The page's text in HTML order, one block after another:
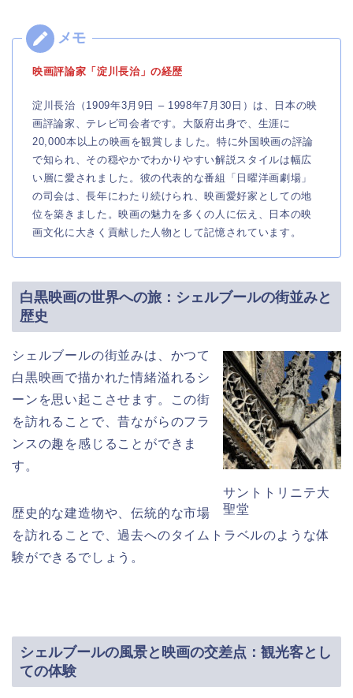
映画評論家「淀川長治」の経歴
淀川長治（1909年3月9日 – 1998年7月30日）は、日本の映
画評論家、テレビ司会者です。大阪府出身で、生涯に
20,000本以上の映画を観賞しました。特に外国映画の評論
で知られ、その穏やかでわかりやすい解説スタイルは幅広
い層に愛されました。彼の代表的な番組「日曜洋画劇場」
の司会は、長年にわたり続けられ、映画愛好家としての地
位を築きました。映画の魅力を多くの人に伝え、日本の映
画文化に大きく貢献した人物として記憶されています。
白黒映画の世界への旅：シェルブールの街並みと
歴史
サントトリニテ大
聖堂
シェルブールの街並みは、かつて
白黒映画で描かれた情緒溢れるシ
ーンを思い起こさせます。この街
を訪れることで、昔ながらのフラ
ンスの趣を感じることができま
す。
歴史的な建造物や、伝統的な市場
を訪れることで、過去へのタイムトラベルのような体
験ができるでしょう。
シェルブールの風景と映画の交差点：観光客とし
ての体験